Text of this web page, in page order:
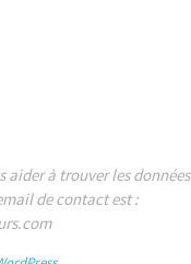
à trouver les données
de contact est :